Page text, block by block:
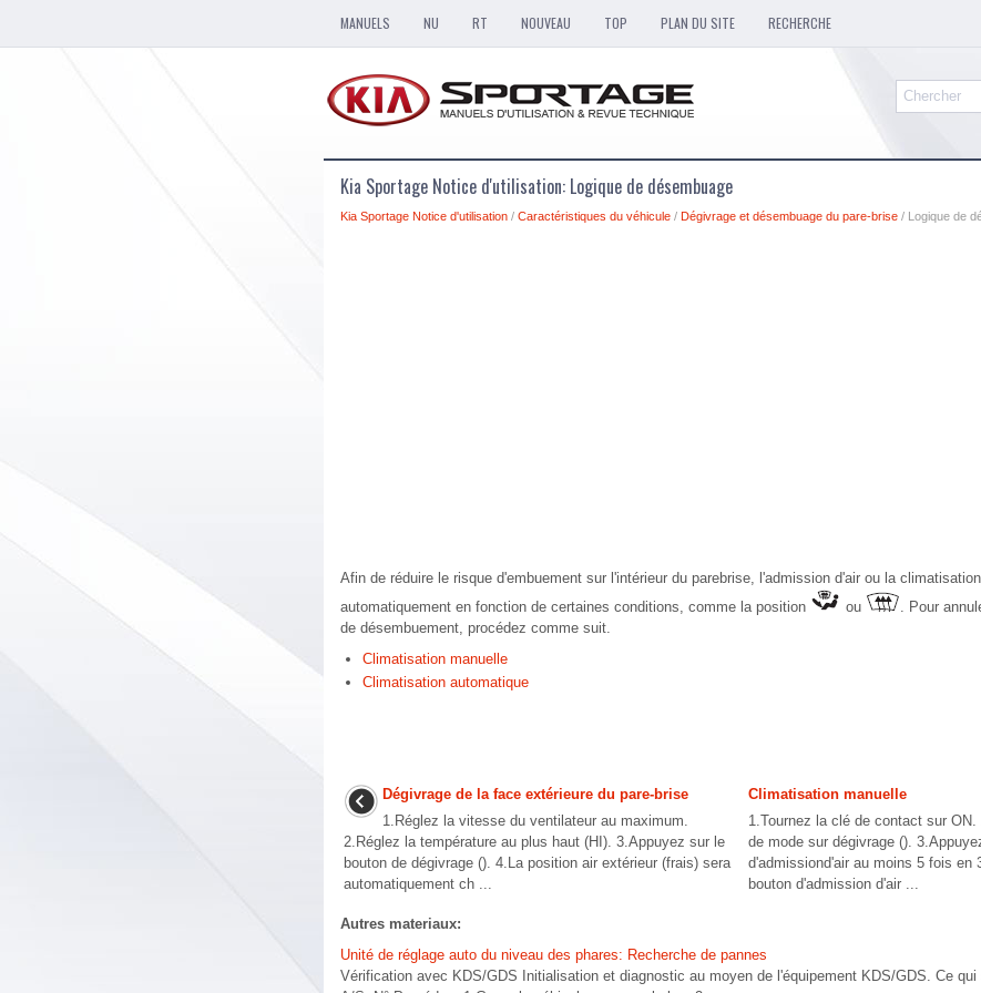
MANUELS NU RT NOUVEAU TOP PLAN DU SITE RECHERCHE
Kia Sportage Notice d'utilisation: Logique de désembuage
Kia Sportage Notice d'utilisation / Caractéristiques du véhicule / Dégivrage et désembuage du pare-brise / Logique de
Afin de réduire le risque d'embuement sur l'intérieur du parebrise, l'admission d'air ou la
automatiquement en fonction de certaines conditions, comme la position
ou
. Pour
de désembuement, procédez comme suit.
Climatisation manuelle
Climatisation automatique
Dégivrage de la face extérieure du pare-brise
1.Réglez la vitesse du ventilateur au maximum.
2.Réglez la température au plus haut (HI). 3.Appuyez sur le
bouton de dégivrage (). 4.La position air extérieur (frais) sera
automatiquement ch ...
Climatisation manuelle
1.Tournez la clé de contact sur
de mode sur dégivrage ().
d'admissiond'air au moins 5 fois en
bouton d'admission d'air ...
Autres materiaux:
Unité de réglage auto du niveau des phares: Recherche de pannes
Vérification avec KDS/GDS Initialisation et diagnostic au moyen de l'équipement KDS/GDS. Ce